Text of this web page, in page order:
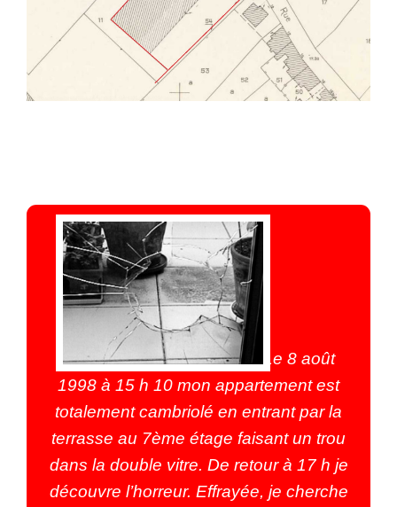
Le 8 août
1998 à 15 h 10 mon appartement est
totalement cambriolé en entrant par la
terrasse au 7ème étage faisant un trou
dans la double vitre. De retour à 17 h je
découvre l’horreur. Effrayée, je cherche